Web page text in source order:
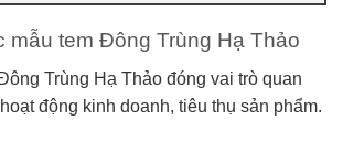
mẫu tem Đông Trùng Hạ Thảo
Trùng Hạ Thảo đóng vai trò quan
động kinh doanh, tiêu thụ sản phẩm.